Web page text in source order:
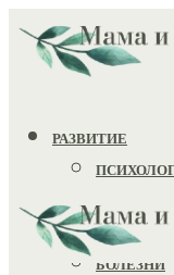
РАЗВИТИЕ
ИГРУШКИ
ЗДОРОВЬЕ
БОЛЕЗНИ